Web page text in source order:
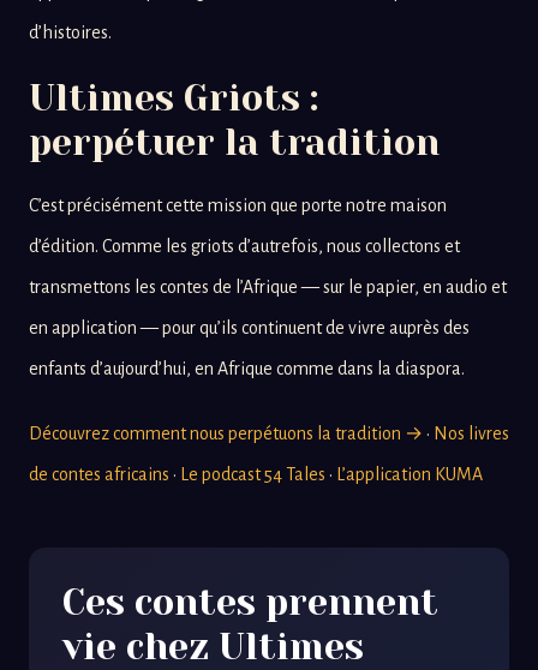
d’histoires.
Ultimes Griots :
perpétuer la tradition
C’est précisément cette mission que porte notre maison
d’édition. Comme les griots d’autrefois, nous collectons et
transmettons les contes de l’Afrique — sur le papier, en audio et
en application — pour qu’ils continuent de vivre auprès des
enfants d’aujourd’hui, en Afrique comme dans la diaspora.
Découvrez comment nous perpétuons la tradition → · Nos livres
de contes africains · Le podcast 54 Tales · L’application KUMA
Ces contes prennent
vie chez Ultimes